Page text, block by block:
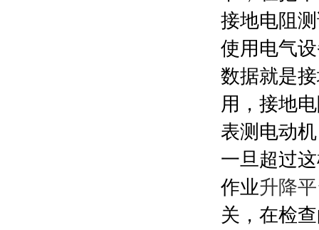
接地电阻
使用电气
数据就是
用，接地
表测电动
一旦超过
作业升降
关，在检